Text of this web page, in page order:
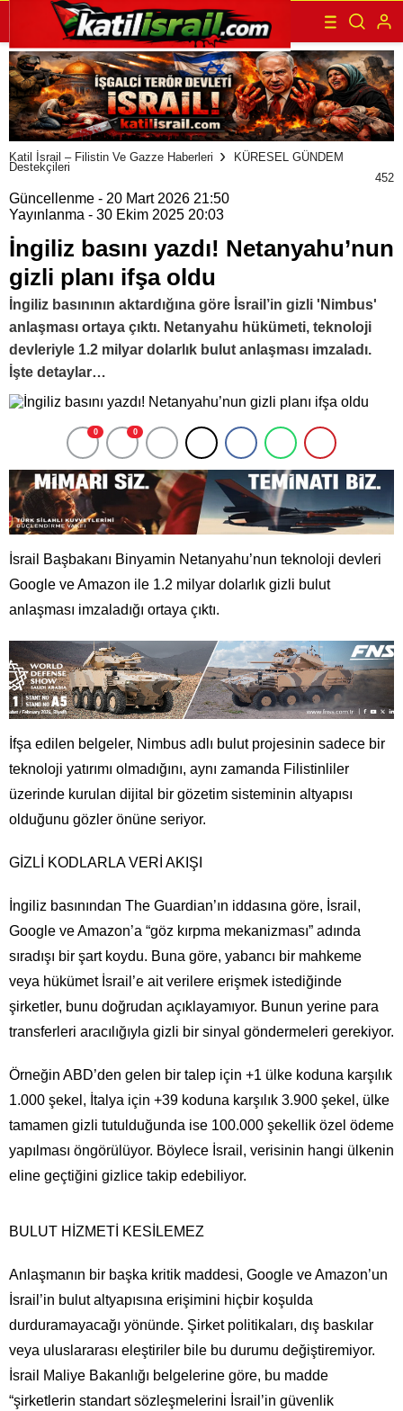
Katil İsrail – Filistin Ve Gazze Haberleri KÜRESEL GÜNDEM
Destekçileri
452
Güncellenme - 20 Mart 2026 21:50
Yayınlanma - 30 Ekim 2025 20:03
İngiliz basını yazdı! Netanyahu’nun
gizli planı ifşa oldu
İngiliz basınının aktardığına göre İsrail’in gizli 'Nimbus'
anlaşması ortaya çıktı. Netanyahu hükümeti, teknoloji
devleriyle 1.2 milyar dolarlık bulut anlaşması imzaladı.
İşte detaylar…
0 0
İsrail Başbakanı Binyamin Netanyahu’nun teknoloji devleri
Google ve Amazon ile 1.2 milyar dolarlık gizli bulut
anlaşması imzaladığı ortaya çıktı.
İfşa edilen belgeler, Nimbus adlı bulut projesinin sadece bir
teknoloji yatırımı olmadığını, aynı zamanda Filistinliler
üzerinde kurulan dijital bir gözetim sisteminin altyapısı
olduğunu gözler önüne seriyor.
GİZLİ KODLARLA VERİ AKIŞI
İngiliz basınından The Guardian’ın iddasına göre, İsrail,
Google ve Amazon’a “göz kırpma mekanizması” adında
sıradışı bir şart koydu. Buna göre, yabancı bir mahkeme
veya hükümet İsrail’e ait verilere erişmek istediğinde
şirketler, bunu doğrudan açıklayamıyor. Bunun yerine para
transferleri aracılığıyla gizli bir sinyal göndermeleri gerekiyor.
Örneğin ABD’den gelen bir talep için +1 ülke koduna karşılık
1.000 şekel, İtalya için +39 koduna karşılık 3.900 şekel, ülke
tamamen gizli tutulduğunda ise 100.000 şekellik özel ödeme
yapılması öngörülüyor. Böylece İsrail, verisinin hangi ülkenin
eline geçtiğini gizlice takip edebiliyor.
BULUT HİZMETİ KESİLEMEZ
Anlaşmanın bir başka kritik maddesi, Google ve Amazon’un
İsrail’in bulut altyapısına erişimini hiçbir koşulda
durduramayacağı yönünde. Şirket politikaları, dış baskılar
veya uluslararası eleştiriler bile bu durumu değiştiremiyor.
İsrail Maliye Bakanlığı belgelerine göre, bu madde
“şirketlerin standart sözleşmelerini İsrail’in güvenlik